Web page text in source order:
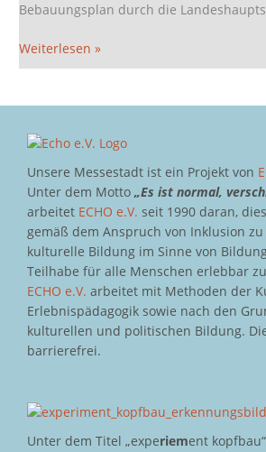
Bebauungsplan durch die
Weiterlesen »
Unsere Messestadt ist ein Projekt von
Unter dem Motto „Es ist normal,
arbeitet ECHO e.V. seit 1990 daran,
gemäß dem Anspruch von Inklusion
kulturelle Bildung im Sinne von
Teilhabe für alle Menschen erlebbar
ECHO e.V. arbeitet mit Methoden der
Erlebnispädagogik sowie nach den
kulturellen und politischen Bildung.
barrierefrei.
Unter dem Titel „experiement